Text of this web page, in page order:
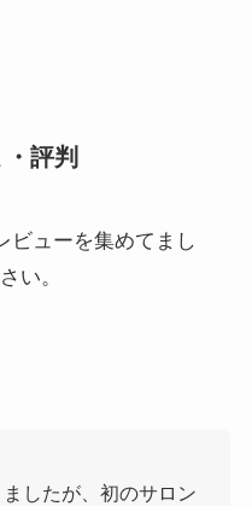
評判
ビューを集めてまし
い。
したが、初のサロン